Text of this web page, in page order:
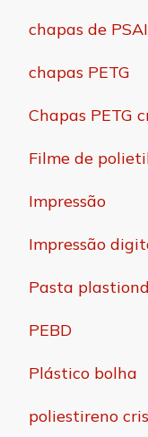
chapas de PSAI
chapas PETG
Chapas PETG
Filme de
Impressão
Impressão
Pasta
PEBD
Plástico bolha
poliestireno